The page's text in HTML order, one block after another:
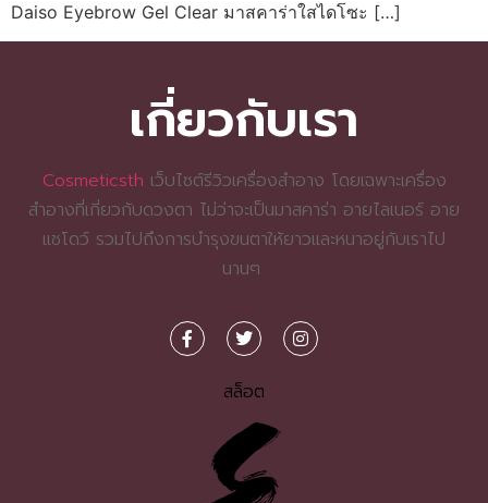
Daiso Eyebrow Gel Clear มาสคาร่าใสไดโซะ […]
เกี่ยวกับเรา
Cosmeticsth เว็บไซต์รีวิวเครื่องสำอาง โดยเฉพาะเครื่อง
สำอางที่เกี่ยวกับดวงตา ไม่ว่าจะเป็นมาสคาร่า อายไลเนอร์ อาย
แชโดว์ รวมไปถึงการบำรุงขนตาให้ยาวและหนาอยู่กับเราไป
นานๆ
สล็อต